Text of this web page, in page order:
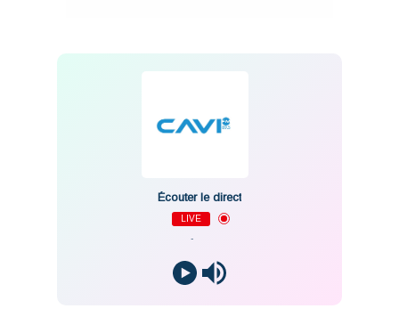
Écouter le direct
LIVE